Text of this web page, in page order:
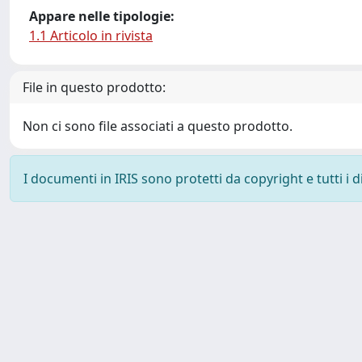
Appare nelle tipologie:
1.1 Articolo in rivista
File in questo prodotto:
Non ci sono file associati a questo prodotto.
I documenti in IRIS sono protetti da copyright e tutti i